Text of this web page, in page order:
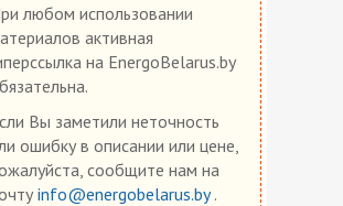
любом использовании
активная
на EnergoBelarus.by
Вы заметили неточность
ошибку в описании или цене,
сообщите нам на
info@energobelarus.by.